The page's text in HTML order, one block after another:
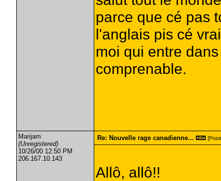
parce que cé pas
l'anglais pis cé
moi qui entre
comprenable.
Marijam
(Unregistered)
10/26/00 12:50 PM
206.167.10.143
Re: Nouvelle rage canadienne...
Allô, allô!!